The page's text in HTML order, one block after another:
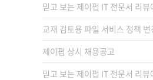
믿고 보는 제이펍 IT 전문서 리뷰
교재 검토용 파일 서비스 정책 변
제이펍 상시 채용공고
믿고 보는 제이펍 IT 전문서 리뷰